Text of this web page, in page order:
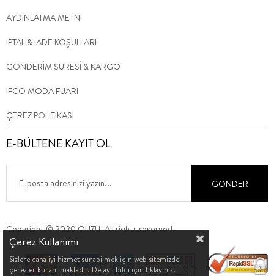
AYDINLATMA METNİ
İPTAL & İADE KOŞULLARI
GÖNDERİM SÜRESİ & KARGO
IFCO MODA FUARI
ÇEREZ POLİTİKASI
E-BÜLTENE KAYIT OL
GÖNDER
Copyright © 2020 QUZU. All rights reserved.
Çerez Kullanımı
Sizlere daha iyi hizmet sunabilmek için web sitemizde
çerezler kullanılmaktadır. Detaylı bilgi için tıklayınız.